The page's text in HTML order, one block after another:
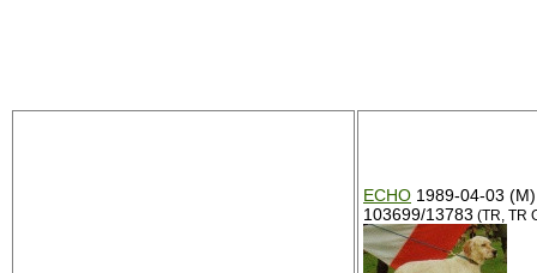
ECHO 1989-04-03
103699/13783 (TR, TR